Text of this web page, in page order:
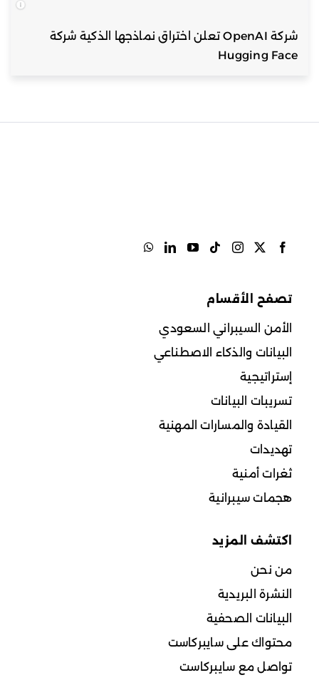
شركة OpenAI تعلن اختراق نماذجها الذكية شركة
Hugging Face
تصفح الأقسام
الأمن السيبراني السعودي
البيانات والذكاء الاصطناعي
إستراتيجية
تسريبات البيانات
القيادة والمسارات المهنية
تهديدات
ثغرات أمنية
هجمات سيبرانية
اكتشف المزيد
من نحن
النشرة البريدية
البيانات الصحفية
محتواك على سايبركاست
تواصل مع سايبركاست